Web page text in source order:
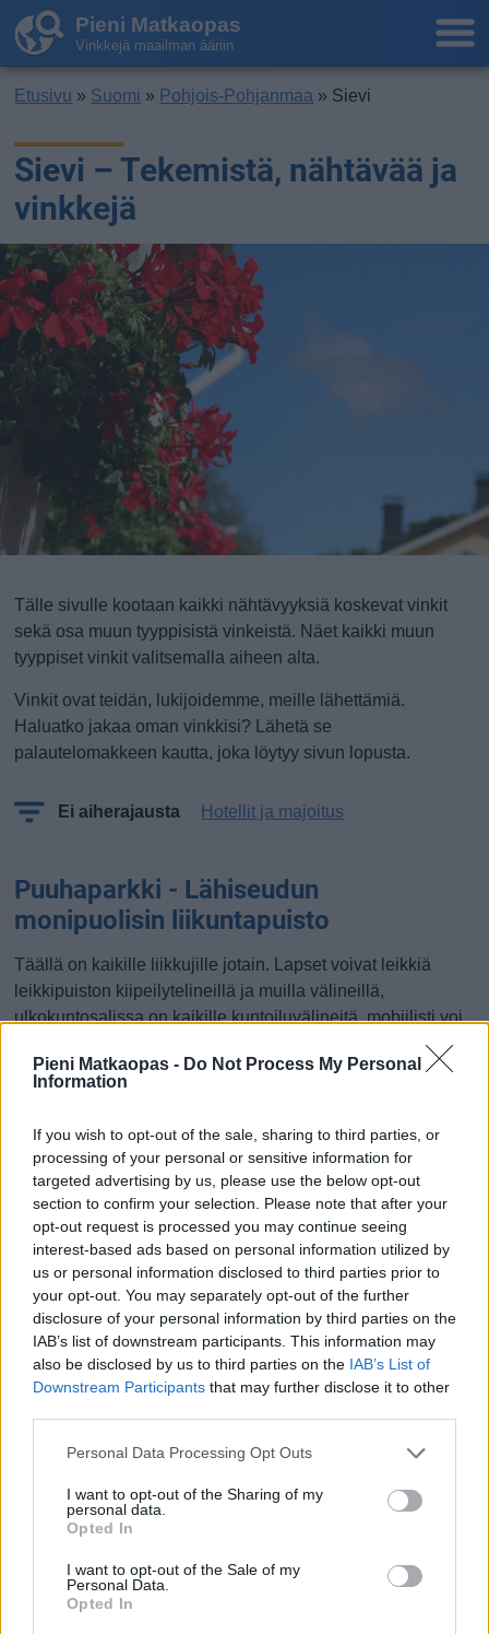
Pieni Matkaopas - Do Not Process My Personal
Information
If you wish to opt-out of the sale, sharing to third parties, or
processing of your personal or sensitive information for
targeted advertising by us, please use the below opt-out
section to confirm your selection. Please note that after your
opt-out request is processed you may continue seeing
interest-based ads based on personal information utilized by
us or personal information disclosed to third parties prior to
your opt-out. You may separately opt-out of the further
disclosure of your personal information by third parties on the
IAB’s list of downstream participants. This information may
also be disclosed by us to third parties on the IAB’s List of
Downstream Participants that may further disclose it to other
Personal Data Processing Opt Outs
I want to opt-out of the Sharing of my
personal data.
Opted In
I want to opt-out of the Sale of my
Personal Data.
Opted In
Pieni Matkaopas
Vinkkejä maailman ääriin
Etusivu » Suomi » Pohjois-Pohjanmaa » Sievi
Sievi – Tekemistä, nähtävää ja
vinkkejä
Tälle sivulle kootaan kaikki nähtävyyksiä koskevat vinkit
sekä osa muun tyyppisistä vinkeistä. Näet kaikki muun
tyyppiset vinkit valitsemalla aiheen alta.
Vinkit ovat teidän, lukijoidemme, meille lähettämiä.
Haluatko jakaa oman vinkkisi? Lähetä se
palautelomakkeen kautta, joka löytyy sivun lopusta.
Ei aiherajausta Hotellit ja majoitus
Puuhaparkki - Lähiseudun
monipuolisin liikuntapuisto
Täällä on kaikille liikkujille jotain. Lapset voivat leikkiä
leikkipuiston kiipeilytelineillä ja muilla välineillä,
ulkokuntosalissa on kaikille kuntoiluvälineitä, mobiilisti voi
pelata interaktiivisia pelejä, joita ohjataan liikkumalla ja
ikäihmisten terveysliikuntaan on Senior Sport -
keskustassa.
www.sievi.fi/lahiliikuntapaikat-leikkikentat-skeittaus
Alatalontie 1, Sievi (kartalla)
Tekemistä Hyvä lapsiperheille Vauhdikas
Kerro oma matkavinkkisi
Lisää oma vinkkisi nähtävyydestä, kaupasta,
tahansa kokemisen arvoisesta tällä paikkakunnalla.
äärelle.